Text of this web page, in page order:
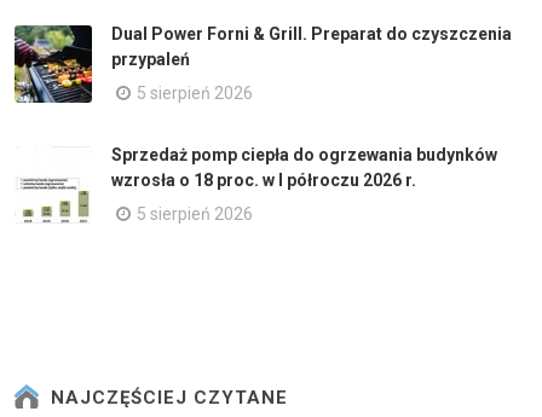
Dual Power Forni & Grill. Preparat do czyszczenia
przypaleń
5 sierpień 2026
Sprzedaż pomp ciepła do ogrzewania budynków
wzrosła o 18 proc. w I półroczu 2026 r.
5 sierpień 2026
NAJCZĘŚCIEJ CZYTANE